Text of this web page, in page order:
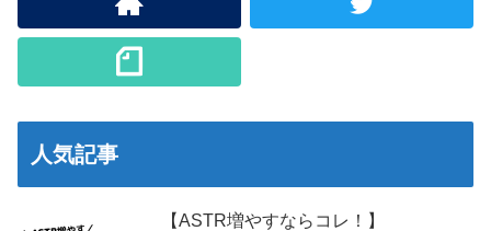
人気記事
【ASTR増やすならコレ！】